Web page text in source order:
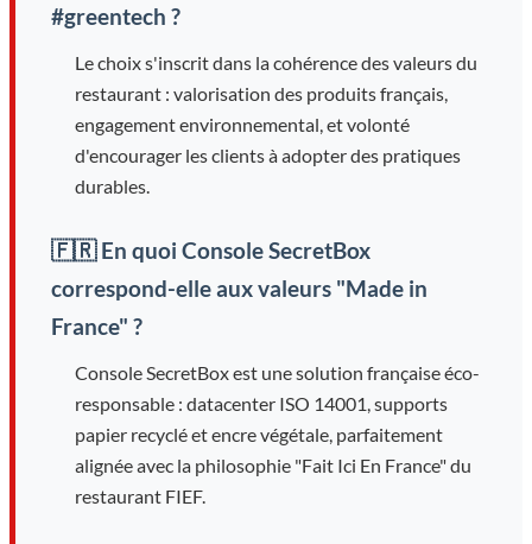
#greentech ?
Le choix s'inscrit dans la cohérence des valeurs du
restaurant : valorisation des produits français,
engagement environnemental, et volonté
d'encourager les clients à adopter des pratiques
durables.
🇫🇷 En quoi Console SecretBox
correspond-elle aux valeurs "Made in
France" ?
Console SecretBox est une solution française éco-
responsable : datacenter ISO 14001, supports
papier recyclé et encre végétale, parfaitement
alignée avec la philosophie "Fait Ici En France" du
restaurant FIEF.